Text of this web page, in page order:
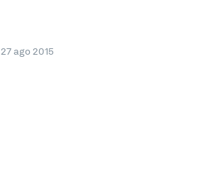
27 ago 2015